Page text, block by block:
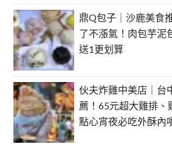
鼎Q包子｜沙鹿美食
了不漲氣！肉包芋泥
送1更划算
伙夫炸雞中美店｜台
薦！65元超大雞排、
點心宵夜必吃外酥內